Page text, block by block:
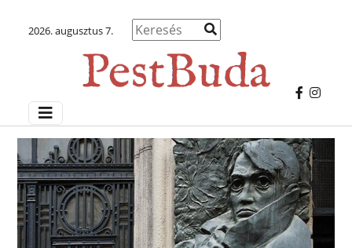
2026. augusztus 7.